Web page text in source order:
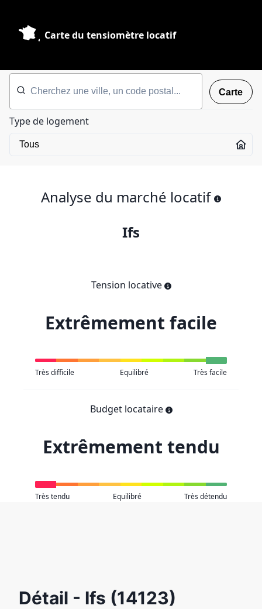
Carte du tensiomètre locatif
Carte
Type de logement
Analyse du marché locatif
Ifs
Tension locative
Extrêmement facile
Très difficile Equilibré Très facile
Budget locataire
Extrêmement tendu
Très tendu Equilibré Très détendu
Détail - Ifs (14123)